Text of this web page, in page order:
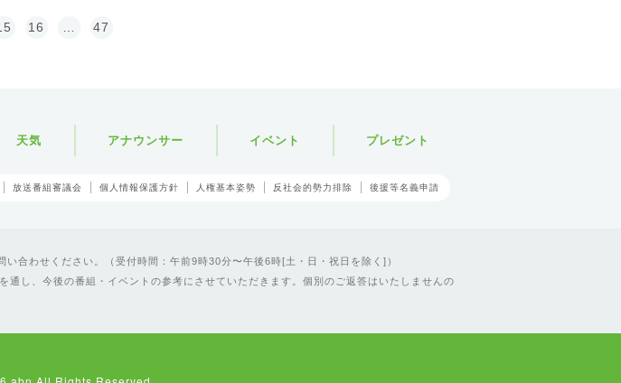
16 47
天気 アナウンサー イベント プレゼント
放送番組審議会 個人情報保護方針 人権基本姿勢 反社会的勢力排除 後援等名義申請
合わせください。（受付時間：午前9時30分〜午後6時[土・日・祝日を除く]）
通し、今後の番組・イベントの参考にさせていただきます。個別のご返答はいたしませんの